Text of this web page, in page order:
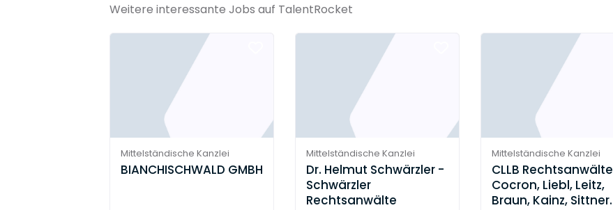
Weitere interessante Jobs auf TalentRocket
Mittelständische Kanzlei
BIANCHISCHWALD GMBH
Mittelständische Kanzlei
Dr. Helmut Schwärzler -
Schwärzler
Rechtsanwälte
Mittelständische Kanzlei
CLLB Rechtsanwälte
Cocron, Liebl, Leitz,
Braun, Kainz, Sittner